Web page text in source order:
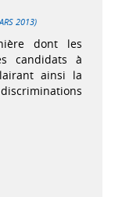
2013)
dont les
candidats à
ainsi la